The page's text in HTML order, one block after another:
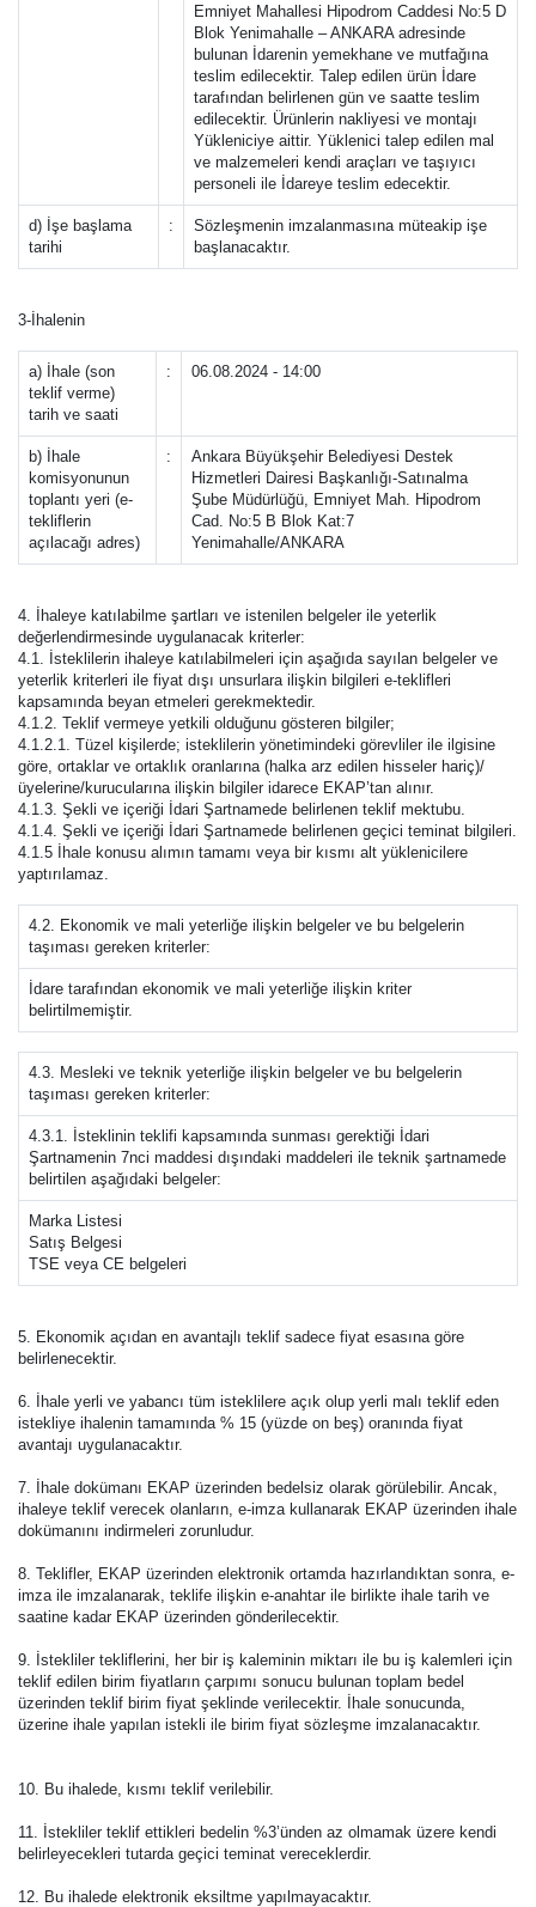
Emniyet Mahallesi Hipodrom Caddesi No:5 D
Blok Yenimahalle – ANKARA adresinde
bulunan İdarenin yemekhane ve mutfağına
teslim edilecektir. Talep edilen ürün İdare
tarafından belirlenen gün ve saatte teslim
edilecektir. Ürünlerin nakliyesi ve montajı
Yükleniciye aittir. Yüklenici talep edilen mal
ve malzemeleri kendi araçları ve taşıyıcı
personeli ile İdareye teslim edecektir.
d) İşe başlama
tarihi
:
Sözleşmenin imzalanmasına müteakip işe
başlanacaktır.
3-İhalenin
a) İhale (son
teklif verme)
tarih ve saati
: 06.08.2024 - 14:00
b) İhale
komisyonunun
toplantı yeri (e-
tekliflerin
açılacağı adres)
:
Ankara Büyükşehir Belediyesi Destek
Hizmetleri Dairesi Başkanlığı-Satınalma
Şube Müdürlüğü, Emniyet Mah. Hipodrom
Cad. No:5 B Blok Kat:7
Yenimahalle/ANKARA
4. İhaleye katılabilme şartları ve istenilen belgeler ile yeterlik
değerlendirmesinde uygulanacak kriterler:
4.1. İsteklilerin ihaleye katılabilmeleri için aşağıda sayılan belgeler ve
yeterlik kriterleri ile fiyat dışı unsurlara ilişkin bilgileri e-teklifleri
kapsamında beyan etmeleri gerekmektedir.
4.1.2. Teklif vermeye yetkili olduğunu gösteren bilgiler;
4.1.2.1. Tüzel kişilerde; isteklilerin yönetimindeki görevliler ile ilgisine
göre, ortaklar ve ortaklık oranlarına (halka arz edilen hisseler hariç)/
üyelerine/kurucularına ilişkin bilgiler idarece EKAP’tan alınır.
4.1.3. Şekli ve içeriği İdari Şartnamede belirlenen teklif mektubu.
4.1.4. Şekli ve içeriği İdari Şartnamede belirlenen geçici teminat bilgileri.
4.1.5 İhale konusu alımın tamamı veya bir kısmı alt yüklenicilere
yaptırılamaz.
4.2. Ekonomik ve mali yeterliğe ilişkin belgeler ve bu belgelerin
taşıması gereken kriterler:
İdare tarafından ekonomik ve mali yeterliğe ilişkin kriter
belirtilmemiştir.
4.3. Mesleki ve teknik yeterliğe ilişkin belgeler ve bu belgelerin
taşıması gereken kriterler:
4.3.1. İsteklinin teklifi kapsamında sunması gerektiği İdari
Şartnamenin 7nci maddesi dışındaki maddeleri ile teknik şartnamede
belirtilen aşağıdaki belgeler:
Marka Listesi
Satış Belgesi
TSE veya CE belgeleri
5. Ekonomik açıdan en avantajlı teklif sadece fiyat esasına göre
belirlenecektir.
6. İhale yerli ve yabancı tüm isteklilere açık olup yerli malı teklif eden
istekliye ihalenin tamamında % 15 (yüzde on beş) oranında fiyat
avantajı uygulanacaktır.
7. İhale dokümanı EKAP üzerinden bedelsiz olarak görülebilir. Ancak,
ihaleye teklif verecek olanların, e-imza kullanarak EKAP üzerinden ihale
dokümanını indirmeleri zorunludur.
8. Teklifler, EKAP üzerinden elektronik ortamda hazırlandıktan sonra, e-
imza ile imzalanarak, teklife ilişkin e-anahtar ile birlikte ihale tarih ve
saatine kadar EKAP üzerinden gönderilecektir.
9. İstekliler tekliflerini, her bir iş kaleminin miktarı ile bu iş kalemleri için
teklif edilen birim fiyatların çarpımı sonucu bulunan toplam bedel
üzerinden teklif birim fiyat şeklinde verilecektir. İhale sonucunda,
üzerine ihale yapılan istekli ile birim fiyat sözleşme imzalanacaktır.
10. Bu ihalede, kısmı teklif verilebilir.
11. İstekliler teklif ettikleri bedelin %3’ünden az olmamak üzere kendi
belirleyecekleri tutarda geçici teminat vereceklerdir.
12. Bu ihalede elektronik eksiltme yapılmayacaktır.